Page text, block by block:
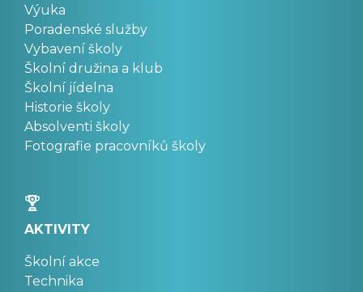
Výuka
Poradenské služby
Vybavení školy
Školní družina a klub
Školní jídelna
Historie školy
Absolventi školy
Fotografie pracovníků školy
AKTIVITY
Školní akce
Technika